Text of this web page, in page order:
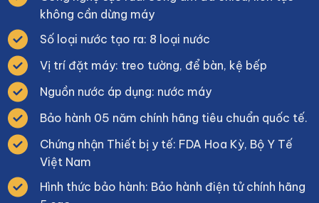
không cần dừng máy
Số loại nước tạo ra: 8 loại nước
Vị trí đặt máy: treo tường, để bàn, kệ bếp
Nguồn nước áp dụng: nước máy
Bảo hành 05 năm chính hãng tiêu chuẩn quốc tế.
Chứng nhận Thiết bị y tế: FDA Hoa Kỳ, Bộ Y Tế
Việt Nam
Hình thức bảo hành: Bảo hành điện tử chính hãng